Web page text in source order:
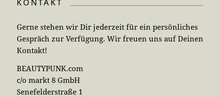
KONTAKT
Gerne stehen wir Dir jederzeit für ein persönliches
Gespräch zur Verfügung. Wir freuen uns auf Deinen
Kontakt!
BEAUTYPUNK.com
c/o markt 8 GmbH
Senefelderstraße 1